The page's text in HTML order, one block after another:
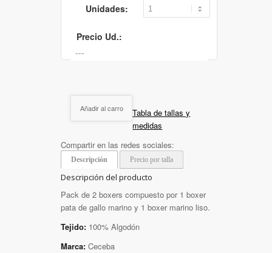
Unidades:
Precio Ud.:
Añadir al carro
Tabla de tallas y
medidas
Compartir en las redes sociales:
Descripción Precio por talla
Descripción del producto
Pack de 2 boxers compuesto por 1 boxer
pata de gallo marino y 1 boxer marino liso.
Tejido: 100% Algodón
Marca: Ceceba